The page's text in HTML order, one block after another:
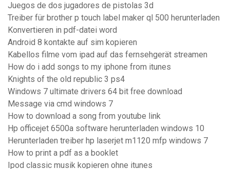
Juegos de dos jugadores de pistolas 3d
Treiber für brother p touch label maker ql 500 herunterladen
Konvertieren in pdf-datei word
Android 8 kontakte auf sim kopieren
Kabellos filme vom ipad auf das fernsehgerät streamen
How do i add songs to my iphone from itunes
Knights of the old republic 3 ps4
Windows 7 ultimate drivers 64 bit free download
Message via cmd windows 7
How to download a song from youtube link
Hp officejet 6500a software herunterladen windows 10
Herunterladen treiber hp laserjet m1120 mfp windows 7
How to print a pdf as a booklet
Ipod classic musik kopieren ohne itunes